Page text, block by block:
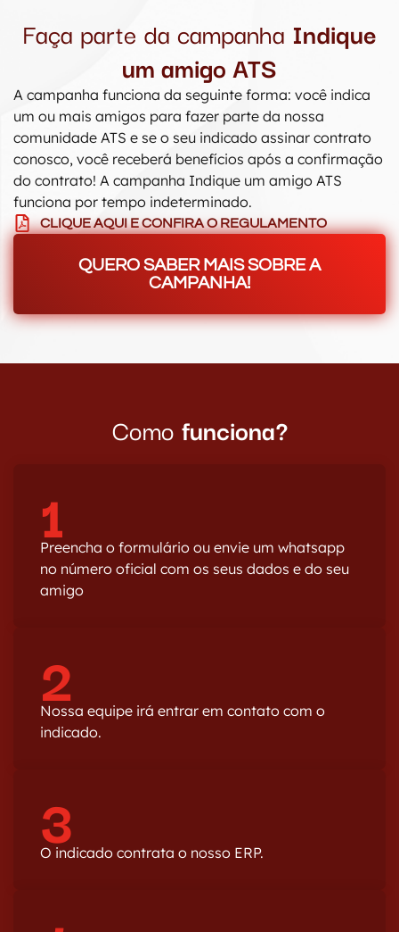
Faça parte da campanha Indique
um amigo ATS
A campanha funciona da seguinte forma: você indica
um ou mais amigos para fazer parte da nossa
comunidade ATS e se o seu indicado assinar contrato
conosco, você receberá benefícios após a confirmação
do contrato! A campanha Indique um amigo ATS
funciona por tempo indeterminado.
CLIQUE AQUI E CONFIRA O REGULAMENTO
QUERO SABER MAIS SOBRE A
CAMPANHA!
Como funciona?
1
Preencha o formulário ou envie um whatsapp
no número oficial com os seus dados e do seu
amigo
2
Nossa equipe irá entrar em contato com o
indicado.
3
O indicado contrata o nosso ERP.